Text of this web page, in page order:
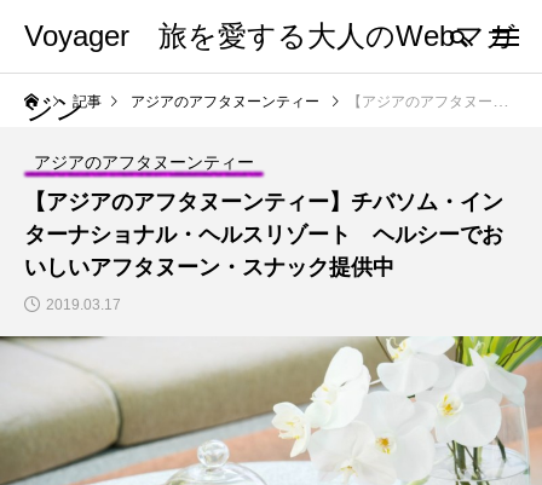
Voyager 旅を愛する大人のWebマガ
ジン記事 アジアのアフタヌーンティー 【アジアのアフタヌーンティー】チバソム・インターナショナル・ヘルスリゾート ヘルシーでおいしいアフタヌーン・スナック提供中
アジアのアフタヌーンティー
【アジアのアフタヌーンティー】チバソム・イン
ターナショナル・ヘルスリゾート ヘルシーでお
いしいアフタヌーン・スナック提供中
2019.03.17